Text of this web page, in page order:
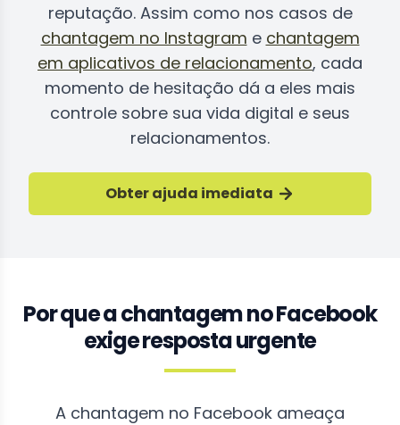
reputação. Assim como nos casos de
chantagem no Instagram e chantagem
em aplicativos de relacionamento, cada
momento de hesitação dá a eles mais
controle sobre sua vida digital e seus
relacionamentos.
Obter ajuda imediata
Por que a chantagem no Facebook
exige resposta urgente
A chantagem no Facebook ameaça